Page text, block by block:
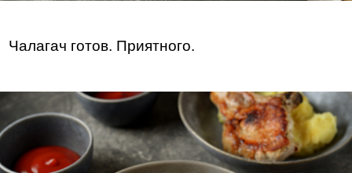
Чалагач готов. Приятного.